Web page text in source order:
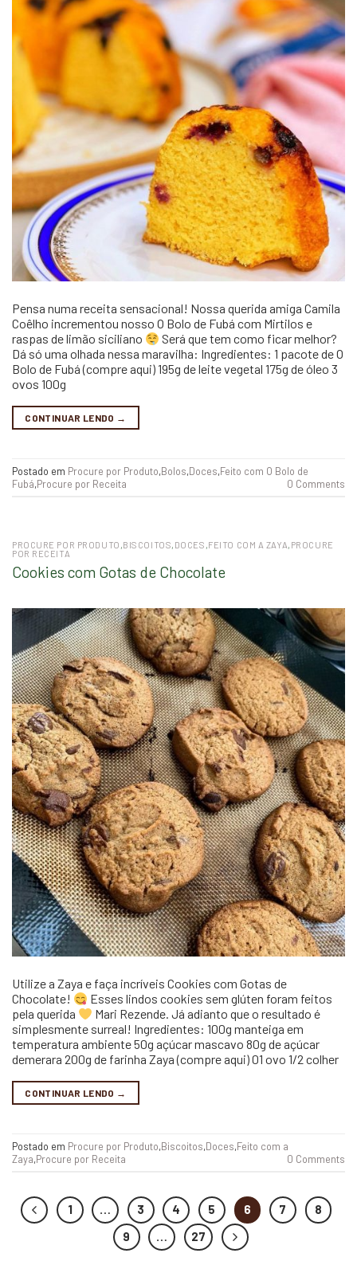
Pensa numa receita sensacional! Nossa querida amiga Camila
Coêlho incrementou nosso O Bolo de Fubá com Mirtilos e
raspas de limão siciliano
Será que tem como ficar melhor?
Dá só uma olhada nessa maravilha: Ingredientes: 1 pacote de O
Bolo de Fubá (compre aqui) 195g de leite vegetal 175g de óleo 3
ovos 100g
CONTINUAR LENDO →
Postado em Procure por Produto,Bolos,Doces,Feito com O Bolo de
Fubá,Procure por Receita 0 Comments
PROCURE POR PRODUTO ,BISCOITOS, DOCES ,FEITO COM A ZAYA, PROCURE
POR RECEITA
Cookies com Gotas de Chocolate
Utilize a Zaya e faça incríveis Cookies com Gotas de
Chocolate!
Esses lindos cookies sem glúten foram feitos
pela querida
Mari Rezende. Já adianto que o resultado é
simplesmente surreal! Ingredientes: 100g manteiga em
temperatura ambiente 50g açúcar mascavo 80g de açúcar
demerara 200g de farinha Zaya (compre aqui) 01 ovo 1/2 colher
CONTINUAR LENDO →
Postado em Procure por Produto,Biscoitos,Doces,Feito com a
Zaya,Procure por Receita 0 Comments
1 … 3 4 5 6 7
8
9
… 27